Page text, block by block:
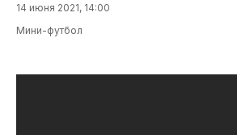
14 июня 2021, 14:00
Мини-футбол